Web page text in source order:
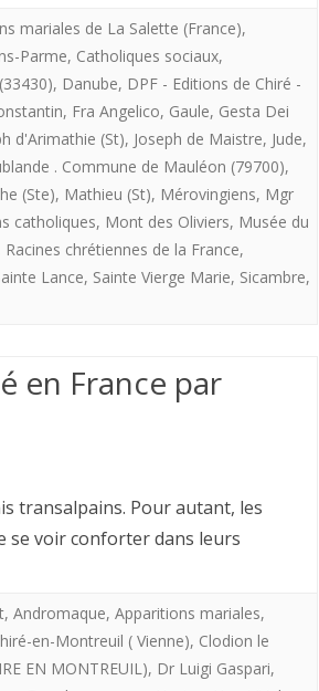
mariales de La Salette (France),
Parme, Catholiques sociaux,
, Danube, DPF - Editions de Chiré -
, Fra Angelico, Gaule, Gesta Dei
d'Arimathie (St), Joseph de Maistre, Jude,
. Commune de Mauléon (79700),
(Ste), Mathieu (St), Mérovingiens, Mgr
catholiques, Mont des Oliviers, Musée du
Racines chrétiennes de la France,
Lance, Sainte Vierge Marie, Sicambre,
en France par
transalpains. Pour autant, les
se voir conforter dans leurs
, Andromaque, Apparitions mariales,
en-Montreuil ( Vienne), Clodion le
EN MONTREUIL), Dr Luigi Gaspari,